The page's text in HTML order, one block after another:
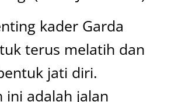
kader Garda
terus melatih dan
jati diri.
ini adalah jalan